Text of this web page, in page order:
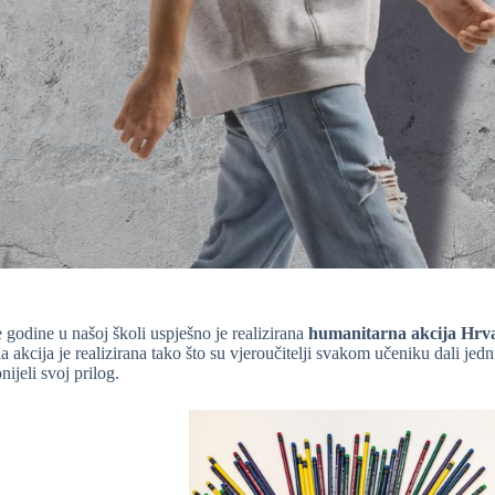
u našoj školi uspješno je realizirana humanitarna akcija
akcija je realizirana tako što su vjeroučitelji svakom učeniku dali
svoj prilog.